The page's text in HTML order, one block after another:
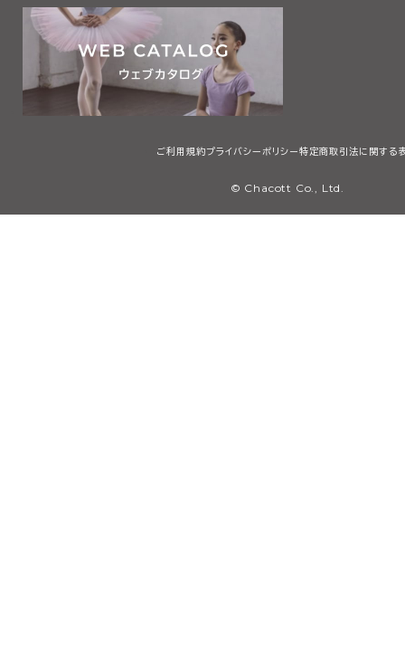
ご利用規約プライバシーポリシー 特定商取引法に関する
© Chacott Co., Ltd.